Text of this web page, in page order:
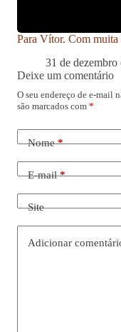
Para Vítor. Com muita
31 de dezembro
Deixe um comentário
O seu endereço de e-mail
são marcados com *
Nome*
E-mail*
Site
Adicionar